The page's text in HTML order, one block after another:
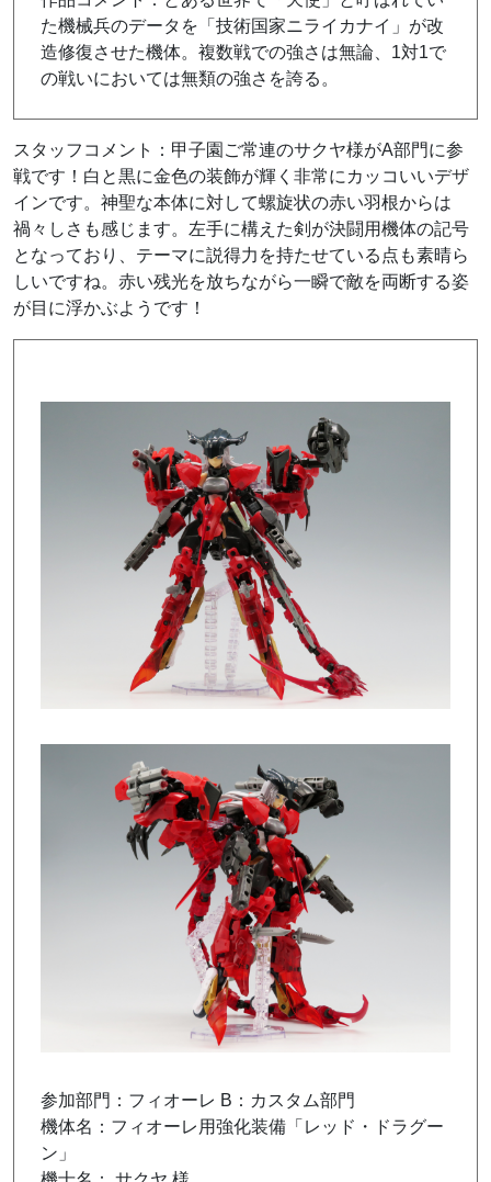
た機械兵のデータを「技術国家ニライカナイ」が改
造修復させた機体。複数戦での強さは無論、 1対1で
の戦いにおいては無類の強さを誇る。
スタッフコメント：甲子園ご常連のサクヤ様がA部門に参
戦です！白と黒に金色の装飾が輝く非常にカッコいいデザ
インです。神聖な本体に対して螺旋状の赤い羽根からは
禍々しさも感じます。左手に構えた剣が決闘用機体の記号
となっており、テーマに説得力を持たせている点も素晴ら
しいですね。赤い残光を放ちながら一瞬で敵を両断する姿
が目に浮かぶようです！
参加部門：フィオーレ B：カスタム部門
機体名：フィオーレ用強化装備「レッド・ドラグー
ン」